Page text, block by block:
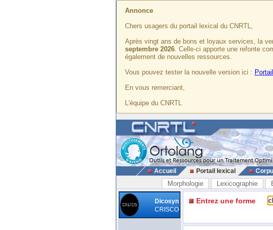
Annonce
Chers usagers du portail lexical du CNRTL,
Après vingt ans de bons et loyaux services, la
septembre 2026. Celle-ci apporte une refonte
également de nouvelles ressources.
Vous pouvez tester la nouvelle version ici :
En vous remerciant,
L'équipe du CNRTL
Accueil Portail lexical
Morphologie Lexicographie
Dicosyn
CRISCO
Entrez une forme